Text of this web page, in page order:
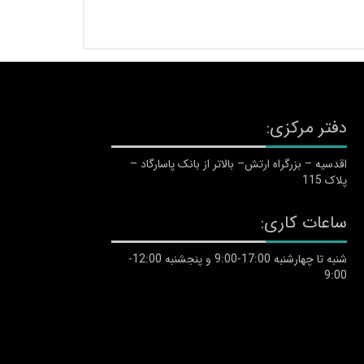
دفتر مرکزی:
اقدسیه – بزرگراه ارتش– بالاتر از بانک پاسارگاد –
پلاک 115
ساعات کاری:
شنبه تا چهارشنبه 17:00-9:00 و پنجشنبه 12:00-
9:00